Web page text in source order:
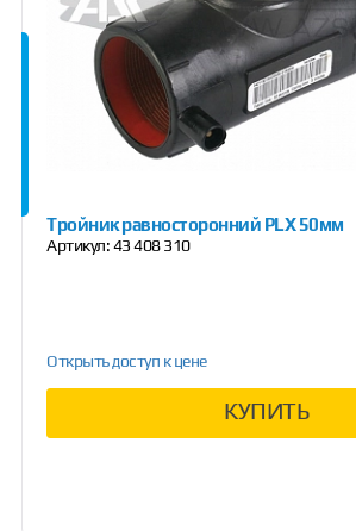
Тройник равносторонний PLX 50мм
Артикул:43 408 310
Открыть доступ к цене
КУПИТЬ